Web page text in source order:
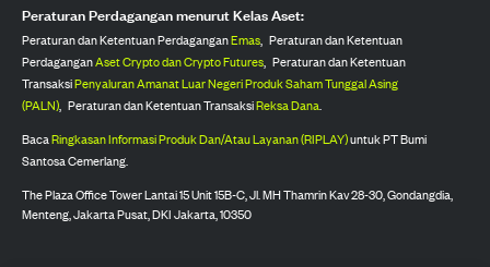
Peraturan Perdagangan menurut Kelas Aset:
Peraturan dan Ketentuan PerdaganganEmas, Peraturan dan Ketentuan
PerdaganganAset Crypto dan Crypto Futures, Peraturan dan Ketentuan
TransaksiPenyaluran Amanat Luar Negeri Produk Saham Tunggal Asing
(PALN), Peraturan dan Ketentuan TransaksiReksa Dana.
BacaRingkasan Informasi Produk Dan/Atau Layanan (RIPLAY)untuk PT Bumi
Santosa Cemerlang.
The Plaza Office Tower Lantai 15 Unit 15B-C, Jl. MH Thamrin Kav 28-30, Gondangdia,
Menteng, Jakarta Pusat, DKI Jakarta, 10350